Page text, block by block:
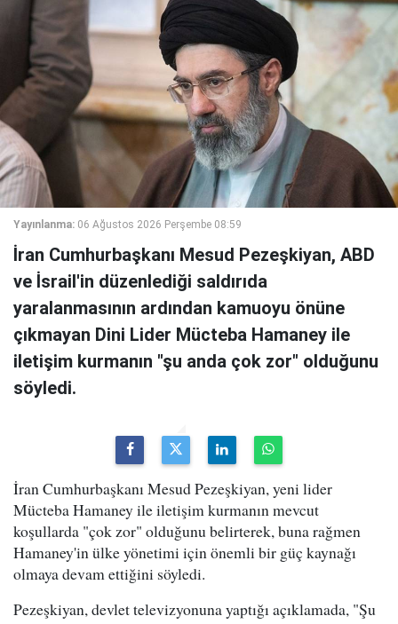
Yayınlanma: 06 Ağustos 2026 Perşembe 08:59
İran Cumhurbaşkanı Mesud Pezeşkiyan, ABD
ve İsrail'in düzenlediği saldırıda
yaralanmasının ardından kamuoyu önüne
çıkmayan Dini Lider Mücteba Hamaney ile
iletişim kurmanın "şu anda çok zor" olduğunu
söyledi.
İran Cumhurbaşkanı Mesud Pezeşkiyan, yeni lider
Mücteba Hamaney ile iletişim kurmanın mevcut
koşullarda "çok zor" olduğunu belirterek, buna rağmen
Hamaney'in ülke yönetimi için önemli bir güç kaynağı
olmaya devam ettiğini söyledi.
Pezeşkiyan, devlet televizyonuna yaptığı açıklamada, "Şu